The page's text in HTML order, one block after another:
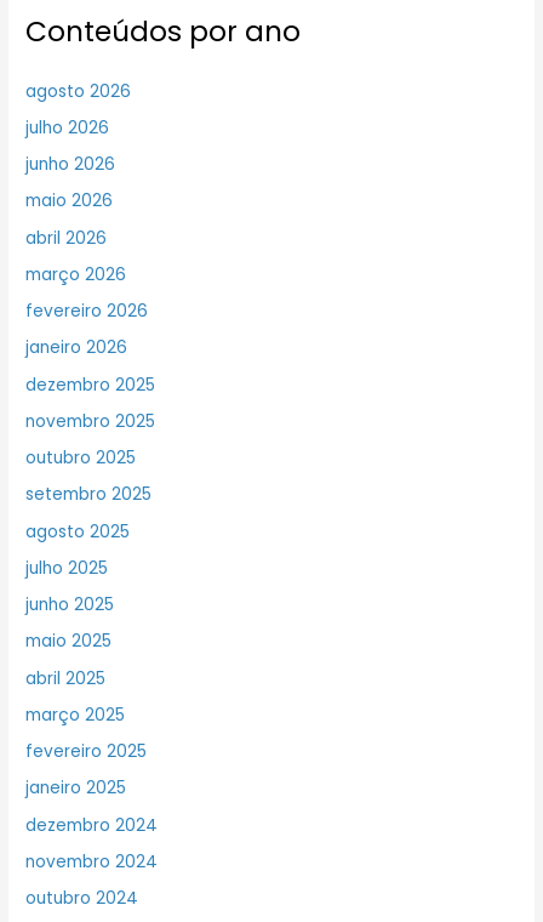
Conteúdos por ano
agosto 2026
julho 2026
junho 2026
maio 2026
abril 2026
março 2026
fevereiro 2026
janeiro 2026
dezembro 2025
novembro 2025
outubro 2025
setembro 2025
agosto 2025
julho 2025
junho 2025
maio 2025
abril 2025
março 2025
fevereiro 2025
janeiro 2025
dezembro 2024
novembro 2024
outubro 2024